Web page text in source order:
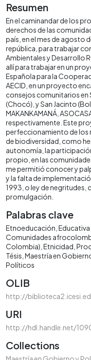
Resumen
En el caminandar de los
derechos de las
país, en el mes de agosto
república, para trabajar
Ambientales y Desarrollo
allí para trabajar en un
Española para la
AECID, en un proyecto
consejos comunitarios en
(Chocó), y San Jacinto
MAKANKAMANÁ,
respectivamente. Este
perfeccionamiento de los
de biodiversidad, como
autonomía, la
propio, en las
me permitió conocer y
y la falta de
1993, o ley de negritudes,
promulgación.
Palabras clave
Etnoeducación Educativa
Comunidades
Colombia) Etnicidad
Tésis Maestría en
Políticos
OLIB
http://
URI
http://hdl.handle.net/
Collections